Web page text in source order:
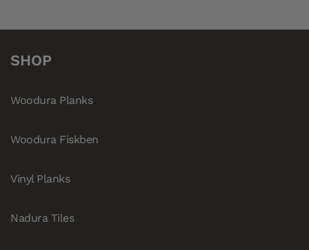
SHOP
Woodura Planks
Woodura Fiskben
Vinyl Planks
Nadura Tiles